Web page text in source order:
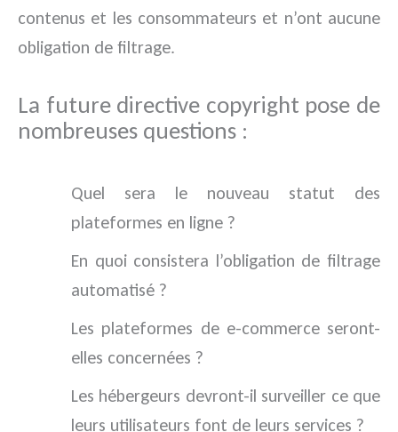
contenus et les consommateurs et n’ont aucune
obligation de filtrage.
La future directive copyright pose de
nombreuses questions :
Quel sera le nouveau statut des
plateformes en ligne ?
En quoi consistera l’obligation de filtrage
automatisé ?
Les plateformes de e-commerce seront-
elles concernées ?
Les hébergeurs devront-il surveiller ce que
leurs utilisateurs font de leurs services ?